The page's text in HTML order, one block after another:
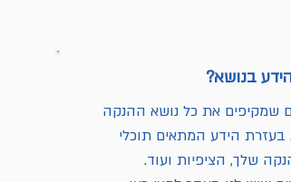
בנושא?
שמקיפים את כל נושא ההנקה
בעזרת הידע המתאים תוכלי
שלך, הציפיות ועוד.